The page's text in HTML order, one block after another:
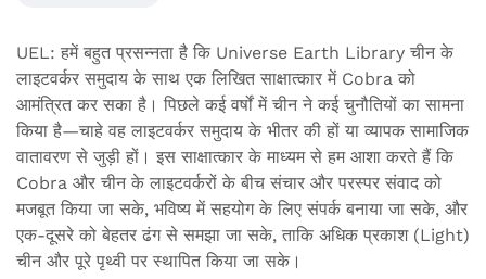
UEL: हमें बहुत प्रसन्नता है कि Universe Earth Library चीन के
लाइटवर्कर समुदाय के साथ एक लिखित साक्षात्कार में Cobra को
आमंत्रित कर सका है। पिछले कई वर्षों में चीन ने कई चुनौतियों का सामना
किया है—चाहे वह लाइटवर्कर समुदाय के भीतर की हों या व्यापक सामाजिक
वातावरण से जुड़ी हों। इस साक्षात्कार के माध्यम से हम आशा करते हैं कि
Cobra और चीन के लाइटवर्करों के बीच संचार और परस्पर संवाद को
मजबूत किया जा सके, भविष्य में सहयोग के लिए संपर्क बनाया जा सके, और
एक-दूसरे को बेहतर ढंग से समझा जा सके, ताकि अधिक प्रकाश (Light)
चीन और पूरे पृथ्वी पर स्थापित किया जा सके।